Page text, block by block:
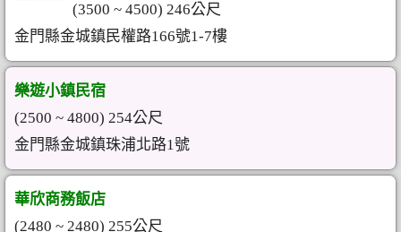
(3500 ~ 4500) 246公尺
金門縣金城鎮民權路166號1-7樓
樂遊小鎮民宿
(2500 ~ 4800) 254公尺
金門縣金城鎮珠浦北路1號
華欣商務飯店
(2480 ~ 2480) 255公尺